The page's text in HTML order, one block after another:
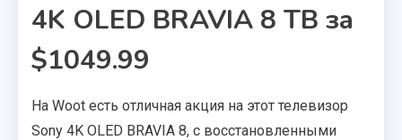
4K OLED BRAVIA 8 ТВ за
$1049.99
На Woot есть отличная акция на этот телевизор
Sony 4K OLED BRAVIA 8, с восстановленными